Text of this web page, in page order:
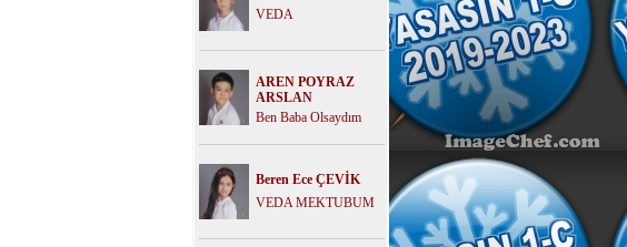
( 02.01.26)VEDA
AREN POYRAZ
ARSLAN
Ben Baba Olsaydım
Beren Ece ÇEVİK
VEDA MEKTUBUM